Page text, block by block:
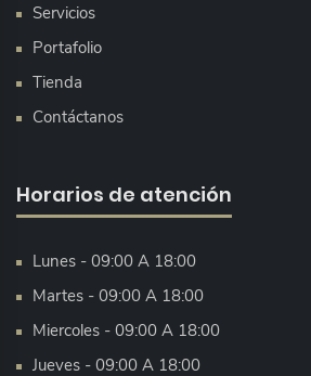
Servicios
Portafolio
Tienda
Contáctanos
Horarios de atención
Lunes - 09:00 A 18:00
Martes - 09:00 A 18:00
Miercoles - 09:00 A 18:00
Jueves - 09:00 A 18:00